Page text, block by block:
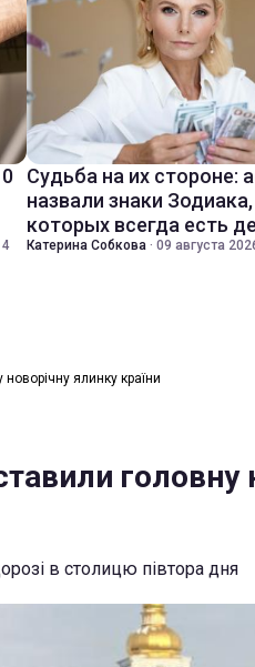
Судьба на их стороне:
назвали знаки Зодиака,
которых всегда есть
Катерина Собкова · 09 августа
ялинку країни
головну
в столицю півтора дня